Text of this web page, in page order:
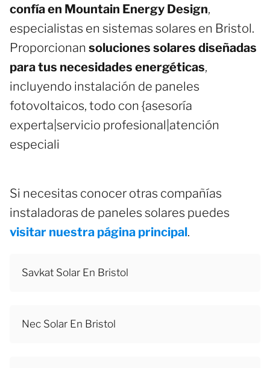
confía en Mountain Energy Design,
especialistas en sistemas solares en Bristol.
Proporcionan soluciones solares diseñadas
para tus necesidades energéticas,
incluyendo instalación de paneles
fotovoltaicos, todo con {asesoría
experta|servicio profesional|atención
especiali
Si necesitas conocer otras compañías
instaladoras de paneles solares puedes
visitar nuestra página principal.
Savkat Solar En Bristol
Nec Solar En Bristol